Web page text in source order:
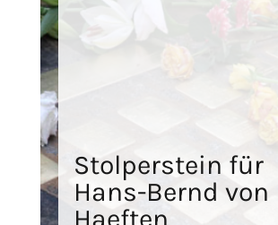
Stolperstein für
Hans-Bernd von